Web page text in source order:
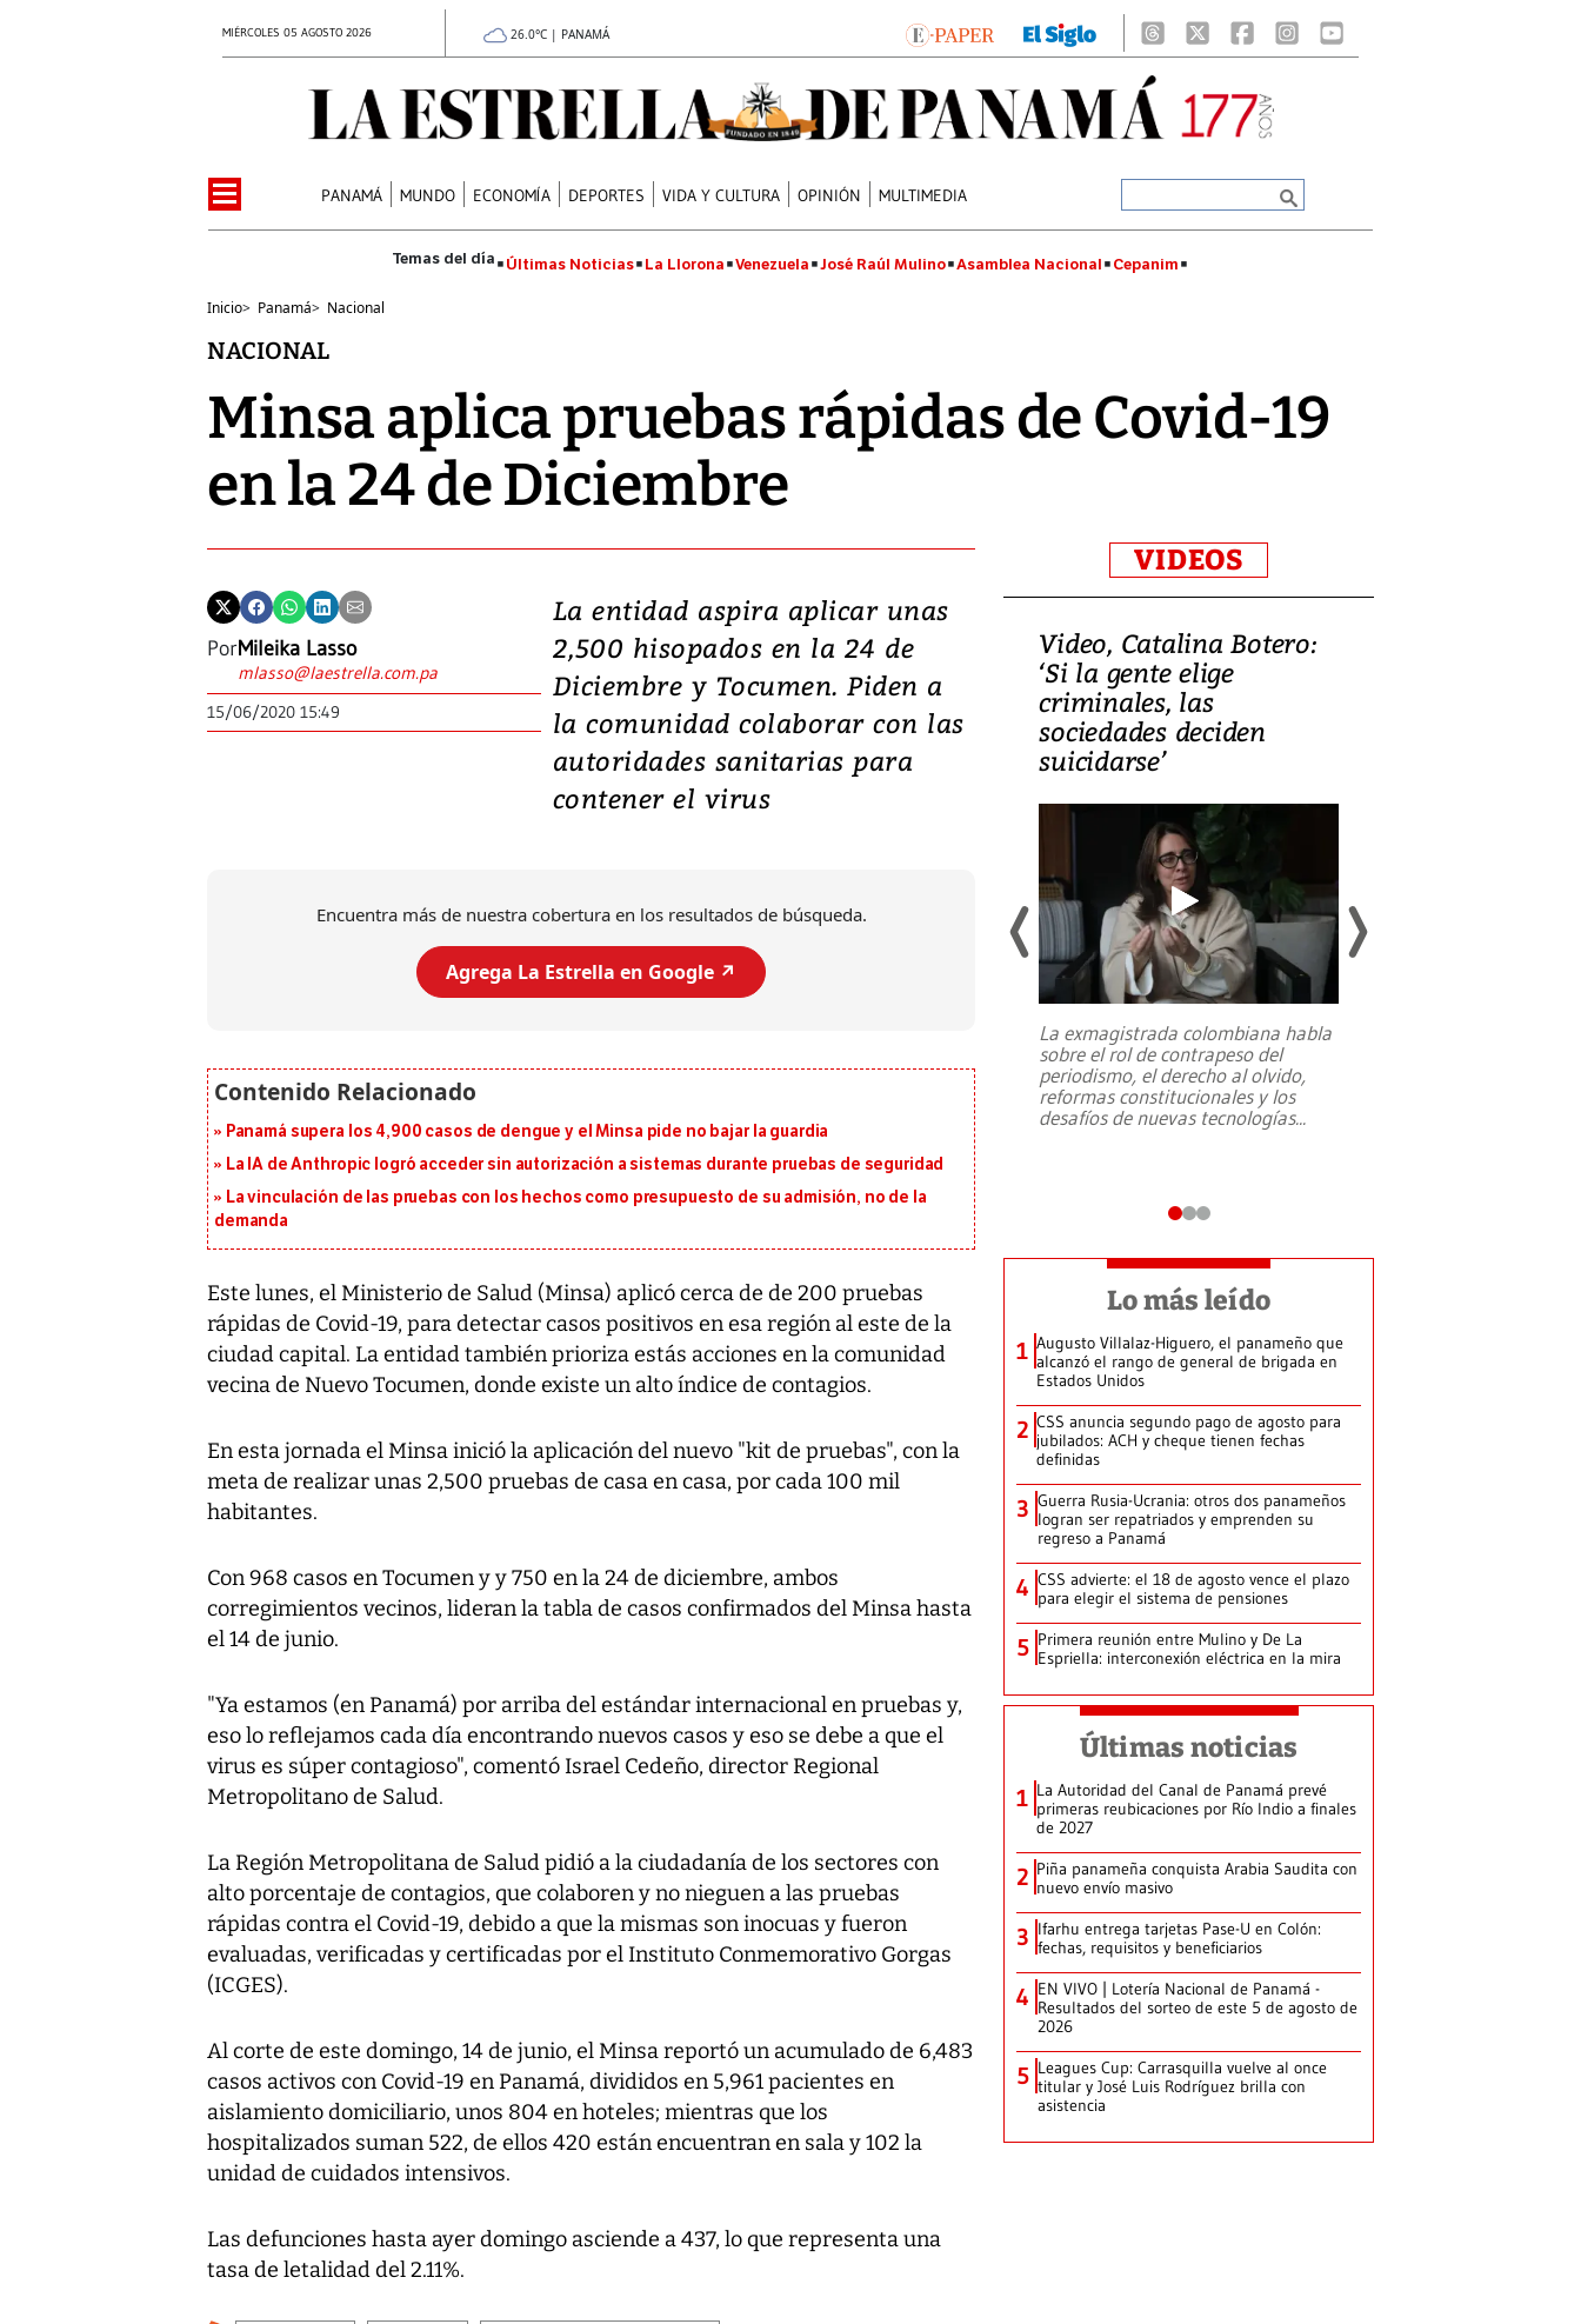
MIÉRCOLES 05 AGOSTO 2026 26.0°C | PANAMÁ
PANAMÁ MUNDO ECONOMÍA DEPORTES VIDA Y CULTURA OPINIÓN MULTIMEDIA
Últimas Noticias La Llorona Venezuela José Raúl Mulino Asamblea Nacional Cepanim
Inicio> Panamá> Nacional
NACIONAL
Minsa aplica pruebas rápidas de Covid-19
en la 24 de Diciembre
PorMileika Lasso
mlasso@laestrella.com.pa
15/06/2020 15:49
La entidad aspira aplicar unas
2,500 hisopados en la 24 de
Diciembre y Tocumen. Piden a
la comunidad colaborar con las
autoridades sanitarias para
contener el virus
Encuentra más de nuestra cobertura en los resultados de búsqueda.
Agrega La Estrella en Google ↗️
Panamá supera los 4,900 casos de dengue y el Minsa pide no bajar la guardia
La IA de Anthropic logró acceder sin autorización a sistemas durante pruebas de seguridad
La vinculación de las pruebas con los hechos como presupuesto de su admisión, no de la
demanda
Este lunes, el Ministerio de Salud (Minsa) aplicó cerca de de 200 pruebas
rápidas de Covid-19, para detectar casos positivos en esa región al este de la
ciudad capital. La entidad también prioriza estás acciones en la comunidad
vecina de Nuevo Tocumen, donde existe un alto índice de contagios.
En esta jornada el Minsa inició la aplicación del nuevo "kit de pruebas", con la
meta de realizar unas 2,500 pruebas de casa en casa, por cada 100 mil
habitantes.
Con 968 casos en Tocumen y y 750 en la 24 de diciembre, ambos
corregimientos vecinos, lideran la tabla de casos confirmados del Minsa hasta
el 14 de junio.
"Ya estamos (en Panamá) por arriba del estándar internacional en pruebas y,
eso lo reflejamos cada día encontrando nuevos casos y eso se debe a que el
virus es súper contagioso", comentó Israel Cedeño, director Regional
Metropolitano de Salud.
La Región Metropolitana de Salud pidió a la ciudadanía de los sectores con
alto porcentaje de contagios, que colaboren y no nieguen a las pruebas
rápidas contra el Covid-19, debido a que la mismas son inocuas y fueron
evaluadas, verificadas y certificadas por el Instituto Conmemorativo Gorgas
(ICGES).
Al corte de este domingo, 14 de junio, el Minsa reportó un acumulado de 6,483
casos activos con Covid-19 en Panamá, divididos en 5,961 pacientes en
aislamiento domiciliario, unos 804 en hoteles; mientras que los
hospitalizados suman 522, de ellos 420 están encuentran en sala y 102 la
unidad de cuidados intensivos.
Las defunciones hasta ayer domingo asciende a 437, lo que representa una
tasa de letalidad del 2.11%.
VIDEOS
Video, Japón: Terremoto
deja heridos y graves
daños en Kumamoto
Un fuerte terremoto de magnitud
7,1 se registró este martes 28 de
Video, Catalina Botero:
‘Si la gente elige
criminales, las
sociedades deciden
suicidarse’
La exmagistrada colombiana habla
sobre el rol de contrapeso del
periodismo, el derecho al olvido,
reformas constitucionales y los
desafíos de nuevas tecnologías...
Lo más leído
1 Augusto Villalaz-Higuero, el panameño que
alcanzó el rango de general de brigada en
Estados Unidos
2 CSS anuncia segundo pago de agosto para
jubilados: ACH y cheque tienen fechas
definidas
3 Guerra Rusia-Ucrania: otros dos panameños
logran ser repatriados y emprenden su
regreso a Panamá
4 CSS advierte: el 18 de agosto vence el plazo
para elegir el sistema de pensiones
5 Primera reunión entre Mulino y De La
Espriella: interconexión eléctrica en la mira
Últimas noticias
1 La Autoridad del Canal de Panamá prevé
primeras reubicaciones por Río Indio a finales
de 2027
2 Piña panameña conquista Arabia Saudita con
nuevo envío masivo
3 Ifarhu entrega tarjetas Pase-U en Colón:
fechas, requisitos y beneficiarios
4 EN VIVO | Lotería Nacional de Panamá -
Resultados del sorteo de este 5 de agosto de
2026
5 Leagues Cup: Carrasquilla vuelve al once
titular y José Luis Rodríguez brilla con
asistencia